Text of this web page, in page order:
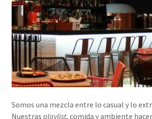
Somos una mezcla entre lo casual y lo
Nuestras playlist, comida y ambiente